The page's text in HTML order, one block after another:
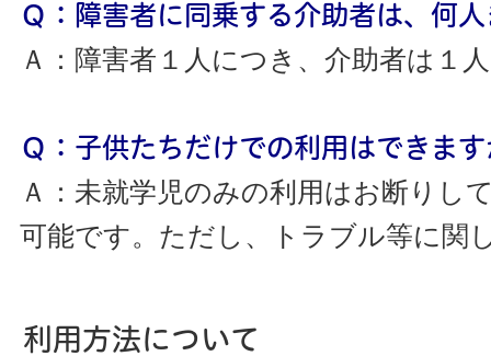
Ｑ：障害者に同乗する介助者は、何
Ａ：障害者１人につき、介助者は１
Ｑ：子供たちだけでの利用はできます
Ａ：未就学児のみの利用はお断りし
可能です。ただし、トラブル等に関
利用方法について